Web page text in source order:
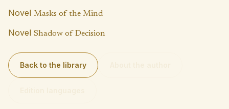
Novel Masks of the Mind
Novel Shadow of Decision
Back to the library